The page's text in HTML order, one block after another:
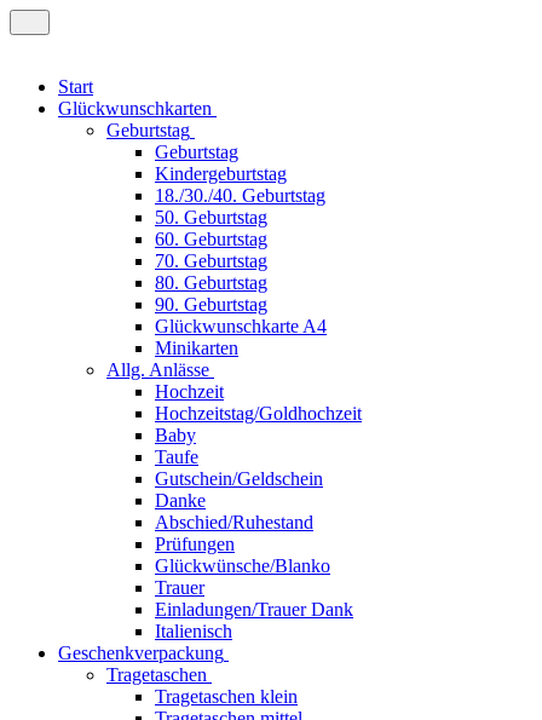
Start
Glückwunschkarten
Geburtstag
Geburtstag
Kindergeburtstag
18./30./40. Geburtstag
50. Geburtstag
60. Geburtstag
70. Geburtstag
80. Geburtstag
90. Geburtstag
Glückwunschkarte A4
Minikarten
Allg. Anlässe
Hochzeit
Hochzeitstag/Goldhochzeit
Baby
Taufe
Gutschein/Geldschein
Danke
Abschied/Ruhestand
Prüfungen
Glückwünsche/Blanko
Trauer
Einladungen/Trauer Dank
Italienisch
Geschenkverpackung
Tragetaschen
Tragetaschen klein